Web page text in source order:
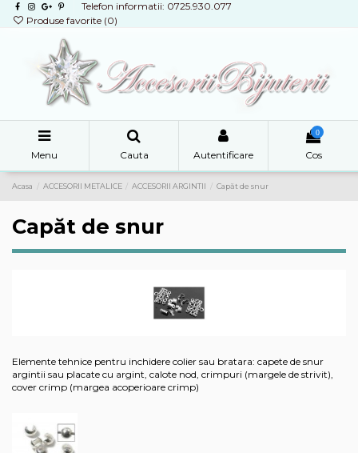
Telefon informatii: 0725.930.077
Produse favorite (0)
Menu Cauta Autentificare
0
Cos
Acasa ACCESORII METALICE ACCESORII ARGINTII Capăt de snur
Capăt de snur
Elemente tehnice pentru inchidere colier sau bratara: capete de snur
argintii sau placate cu argint, calote nod, crimpuri (margele de strivit),
cover crimp (margea acoperioare crimp)